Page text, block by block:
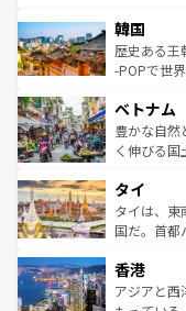
ワイを、存分に味わ
はコンテン
いる。アク
ビング、ハ
い。オース
参照してほ
ン）、静ひ
と山間の静
驚きをもた
容にもいい
照してほし
韓国
歴史ある王
-POPで世
き、地方に
できる。そ
まで、さ
リティに包
覧を参照し
ベトナム
豊かな自然
く伸びる
急速な発展
ーチミン市
醸し出して
とつ。フォ
ひ現地で味
タイ
タイは、東
国だ。首都
の活気が交
帯で自然と
香港
アジアと西